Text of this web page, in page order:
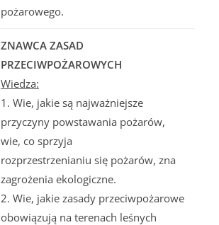
pożarowego.
ZNAWCA ZASAD
PRZECIWPOŻAROWYCH
Wiedza:
1. Wie, jakie są najważniejsze
przyczyny powstawania pożarów,
wie, co sprzyja
rozprzestrzenianiu się pożarów, zna
zagrożenia ekologiczne.
2. Wie, jakie zasady przeciwpożarowe
obowiązują na terenach leśnych